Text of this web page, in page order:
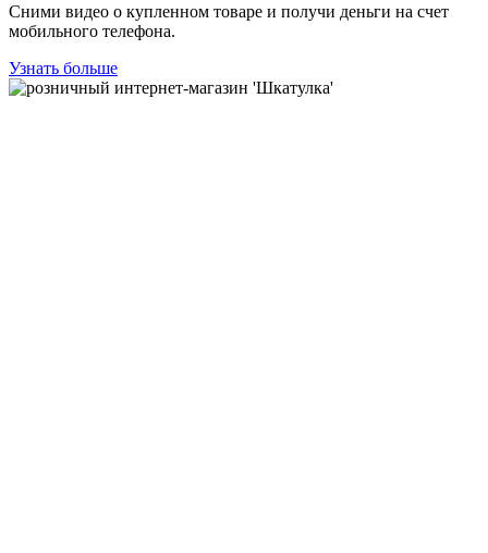
Сними видео о купленном товаре и получи деньги на счет
мобильного телефона.
Узнать больше